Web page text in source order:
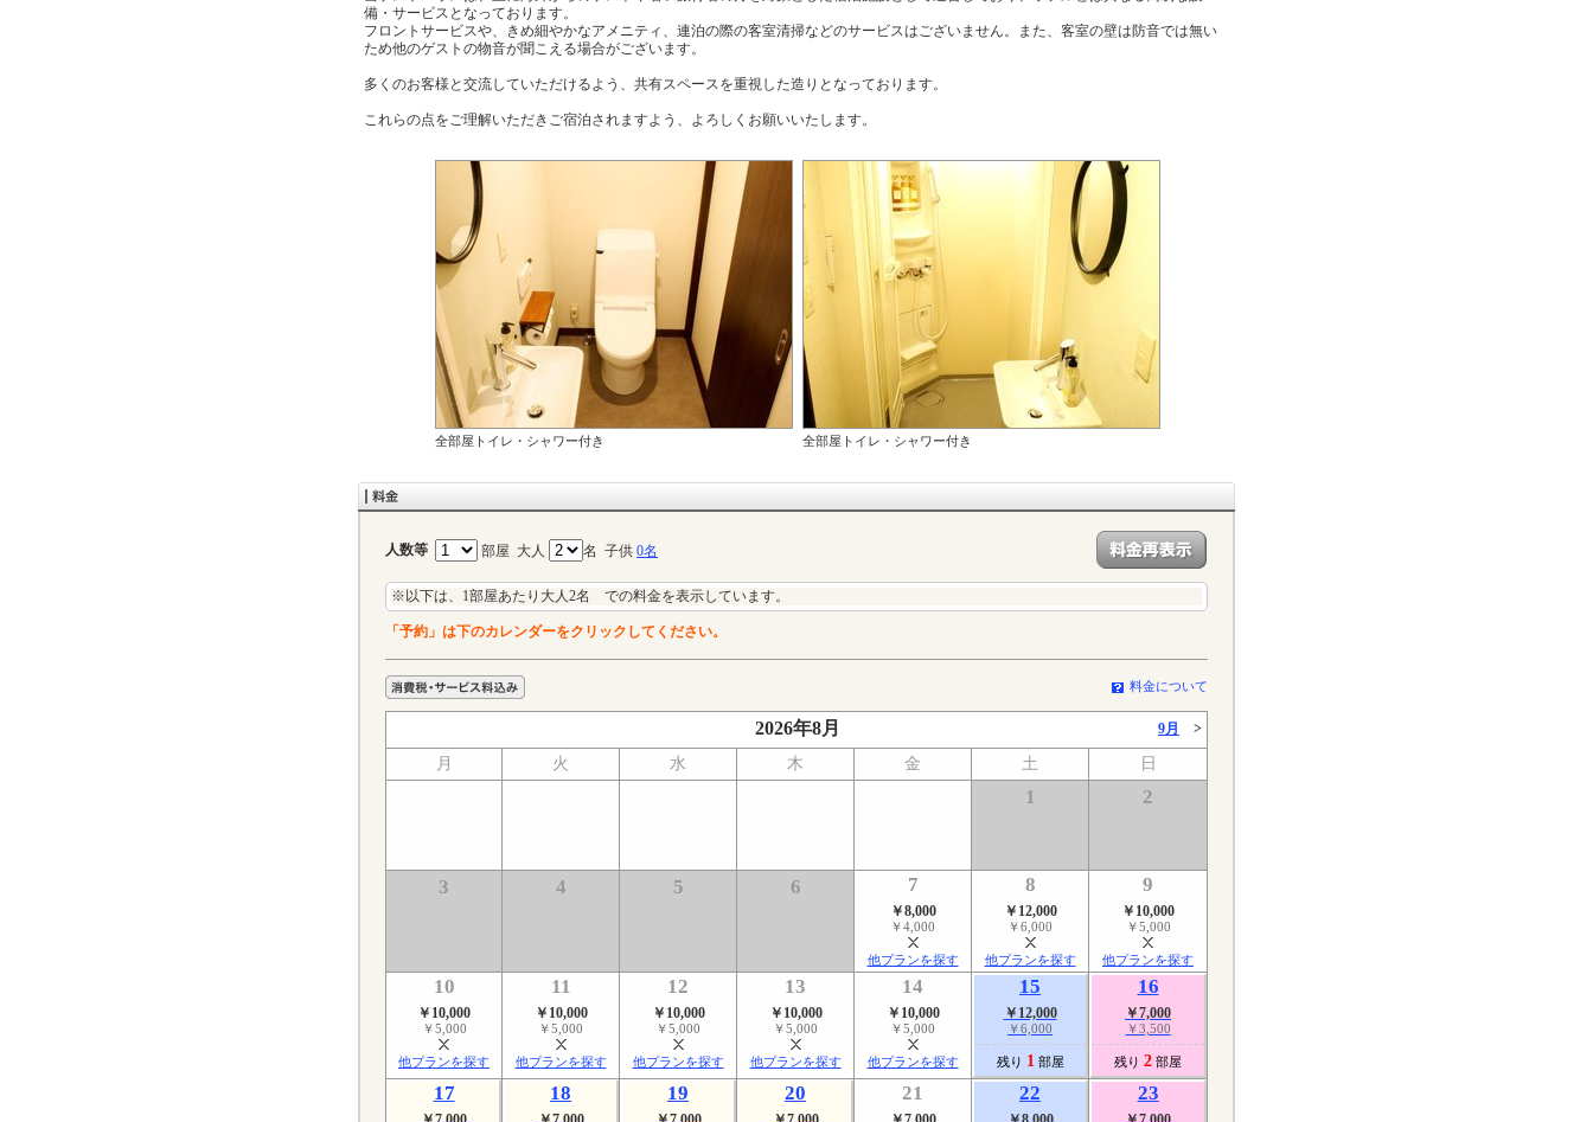
備・サービスとなっております。
フロントサービスや、きめ細やかなアメニティ、連泊の際の客室清掃などのサービスはございません。また、客室の壁は防音では無い
ため他のゲストの物音が聞こえる場合がございます。
多くのお客様と交流していただけるよう、共有スペースを重視した造りとなっております。
これらの点をご理解いただきご宿泊されますよう、よろしくお願いいたします。
全部屋トイレ・シャワー付き 全部屋トイレ・シャワー付き
人数等 部屋 大人 名 子供 0名
※以下は、1部屋あたり大人2名 での料金を表示しています。
「予約」は下のカレンダーをクリックしてください。
料金について
2026年8月 9月 >
月 火 水 木 金 土 日
1 2
3 4 5 6 7
￥8,000
￥4,000
他プランを探す
8
￥12,000
￥6,000
他プランを探す
9
￥10,000
￥5,000
他プランを探す
10
￥10,000
￥5,000
他プランを探す
11
￥10,000
￥5,000
他プランを探す
12
￥10,000
￥5,000
他プランを探す
13
￥10,000
￥5,000
他プランを探す
14
￥10,000
￥5,000
他プランを探す
15
￥12,000
￥6,000
残り 1 部屋
16
￥7,000
￥3,500
残り 2 部屋
17 18 19 20 21 22 23